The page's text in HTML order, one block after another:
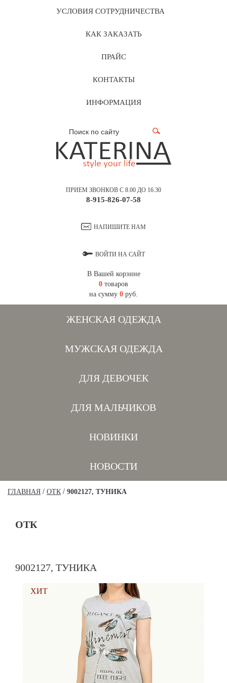
УСЛОВИЯ СОТРУДНИЧЕСТВА
КАК ЗАКАЗАТЬ
ПРАЙС
КОНТАКТЫ
ИНФОРМАЦИЯ
ПРИЕМ ЗВОНКОВ С 8.00 ДО 16.30
8-915-826-07-58
НАПИШИТЕ НАМ
ВОЙТИ НА САЙТ
В Вашей корзине
0 товаров
на сумму 0 руб.
ЖЕНСКАЯ ОДЕЖДА
МУЖСКАЯ ОДЕЖДА
ДЛЯ ДЕВОЧЕК
ДЛЯ МАЛЬЧИКОВ
НОВИНКИ
НОВОСТИ
ГЛАВНАЯ / ОТК/ 9002127, ТУНИКА
ОТК
9002127, ТУНИКА
ХИТ